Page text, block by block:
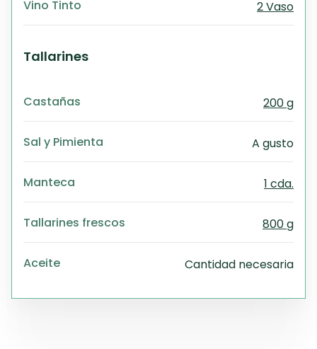
Vino Tinto 2 Vaso
Tallarines
Castañas 200 g
Sal y Pimienta A gusto
Manteca 1 cda.
Tallarines frescos 800 g
Aceite Cantidad necesaria